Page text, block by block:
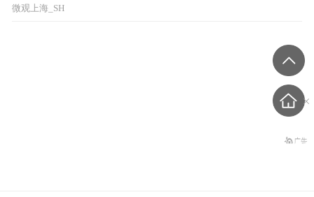
微观上海_SH